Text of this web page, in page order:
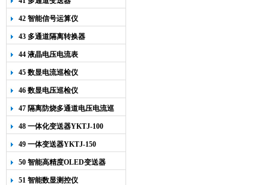
42 智能信号运算仪
43 多通道隔离转换器
44 液晶电压电流表
45 数显电流巡检仪
46 数显电压巡检仪
47 隔离防烧多通道电压电流巡
检仪
48 一体化变送器YKTJ-100
49 一体变送器YKTJ-150
50 智能高精度OLED变送器
YK-218
51 智能数显测控仪